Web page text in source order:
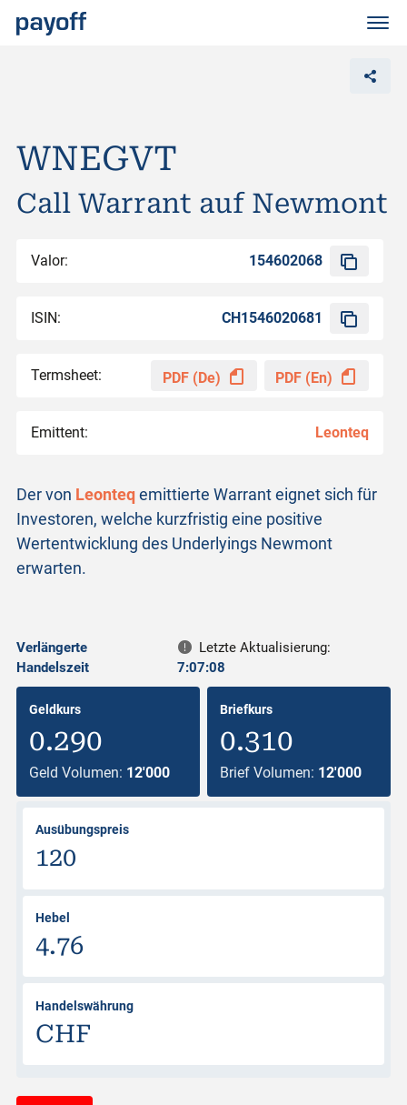
WNEGVT
Call Warrant auf Newmont
Valor: 154602068
ISIN: CH1546020681
Termsheet: PDF (De) PDF (En)
Emittent: Leonteq
Der von Leonteqemittierte Warrant eignet sich für
Investoren, welche kurzfristig eine positive
Wertentwicklung des Underlyings Newmont
erwarten.
Verlängerte
Handelszeit
Letzte Aktualisierung:
7:07:08
Geldkurs
0.290
Geld Volumen: 12'000
Briefkurs
0.310
Brief Volumen: 12'000
Ausübungspreis
120
Hebel
4.76
Handelswährung
CHF